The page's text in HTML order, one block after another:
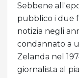
Sebbene
pubblico i due
notizia negli
condannato a
Zelanda nel
giornalista al